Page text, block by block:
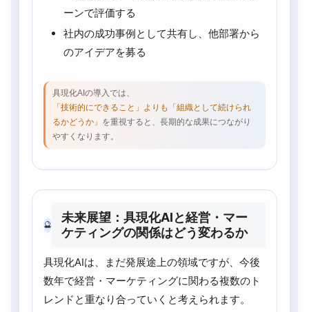
ーンで評価する
社内の成功事例として共有し、他部署から
のアイデアを募る
具現化AIの導入では、
「技術的にできること」よりも「組織として続けられ
るかどうか」 を重視すると、長期的な成果につながり
やすくなります。
🔮
未来展望：具現化AIと経営・マー
ケティングの関係はどう変わるか
具現化AIは、まだ発展途上の領域ですが、今後
数年で経営・マーケティングに関わる複数のト
レンドと重なり合っていくと考えられます。